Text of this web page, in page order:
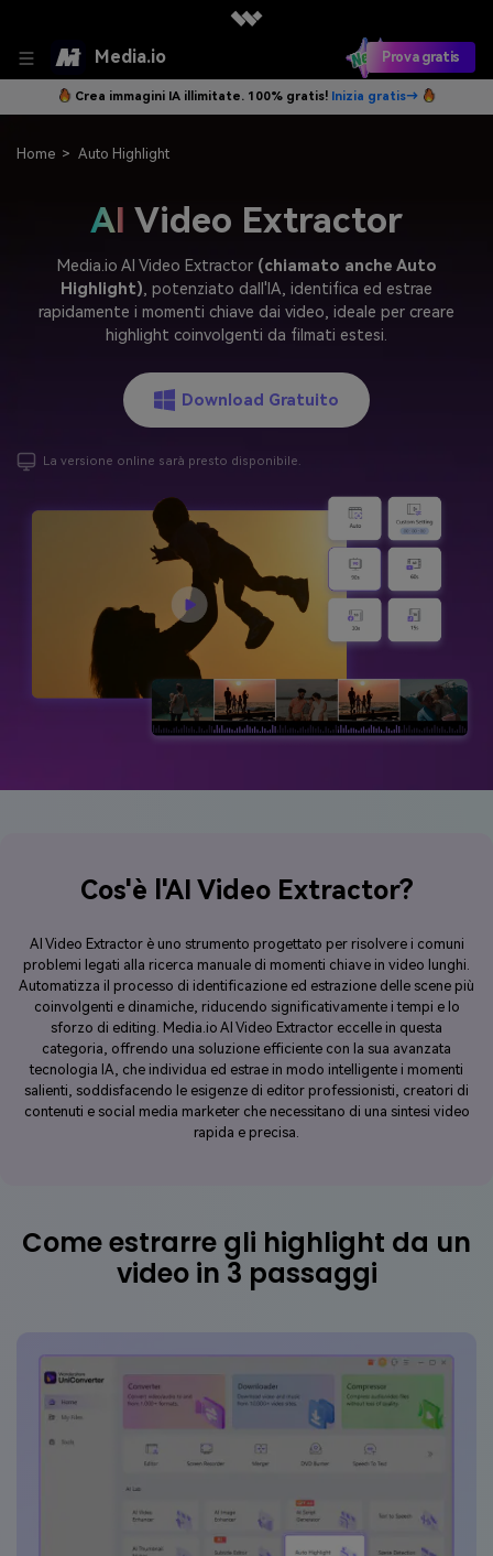
Media.io Prova gratis
Crea immagini IA illimitate. 100% gratis! Inizia gratis→
Home > Auto Highlight
AI Video Extractor
Media.io AI Video Extractor (chiamato anche Auto
Highlight), potenziato dall'IA, identifica ed estrae
rapidamente i momenti chiave dai video, ideale per creare
highlight coinvolgenti da filmati estesi.
Download Gratuito
La versione online sarà presto disponibile.
Cos'è l'AI Video Extractor?
AI Video Extractor è uno strumento progettato per risolvere i comuni
problemi legati alla ricerca manuale di momenti chiave in video lunghi.
Automatizza il processo di identificazione ed estrazione delle scene più
coinvolgenti e dinamiche, riducendo significativamente i tempi e lo
sforzo di editing. Media.io AI Video Extractor eccelle in questa
categoria, offrendo una soluzione efficiente con la sua avanzata
tecnologia IA, che individua ed estrae in modo intelligente i momenti
salienti, soddisfacendo le esigenze di editor professionisti, creatori di
contenuti e social media marketer che necessitano di una sintesi video
rapida e precisa.
Come estrarre gli highlight da un
video in 3 passaggi